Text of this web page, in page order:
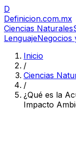
D
Definicion.com.mx
Ciencias Naturales
LenguajeNegocios
Inicio
/
Ciencias
/
¿Qué es la
Impacto